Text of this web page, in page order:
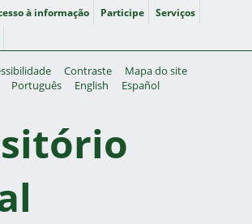
à informação Participe
Serviços
Contraste
Mapa do site
Português
English Español